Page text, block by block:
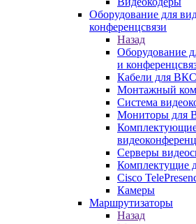
Оборудование для
конференцсвязи
Назад
Оборудование
и
Кабели для ВКС
Монтажный
Система
Мониторы для
Серверы
Комплектущие
Cisco
Камеры
Маршрутизаторы
Назад